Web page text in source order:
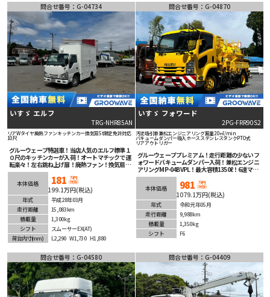
問合せ番号：G-04734
いすゞ エルフ
TRG-NHR85AN
リアWタイヤ廃熱ファンキッチンカー換気扇5t限定免許対応
10尺
グルーウェーブ特選車！当店人気のエルフ標準１
０尺のキッチンカーが入荷！オートマチックで運
転楽々！左右跳ね上げ扉！廃熱ファン！換気扇付
き！低走行でまだまだこれからの1台！パナソニ
ックナビ＆ETC車載器も装着済み！
本体価格 181 万円
(税抜)
199.1万円(税込)
年式
平成28年03月
走行距離
15,083km
積載量
1,300kg
シフト
スムーサーEX(AT)
荷台内寸(mm) L2,290 W1,730 H1,880
問合せ番号：G-04870
いすゞ フォワード
2PG-FRR90S2
汚泥吸引車兼松エンジニアリング風量20㎥/min
バキュームダンパー吸入ホースステンレスタンクPTO式
リアアウトリガー
グルーウェーブプレミアム！走行距離の少ないフ
ォワードバキュームダンパー入荷！兼松エンジニ
アリングMP-04BVPL！最大容積1350ℓ！6速マニ
ュアル！状態良くオススメの1台！
本体価格 981 万円
(税抜)
1079.1万円(税込)
年式
令和元年05月
走行距離
9,988km
積載量
1,350kg
シフト
F6
問合せ番号：G-04580 問合せ番号：G-04409